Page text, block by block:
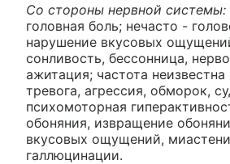
Со стороны нервной системы:
головная боль; нечасто -
нарушение вкусовых
сонливость, бессонница,
ажитация; частота неизвестна
тревога, агрессия, обморок,
психомоторная
обоняния, извращение
вкусовых ощущений,
галлюцинации.